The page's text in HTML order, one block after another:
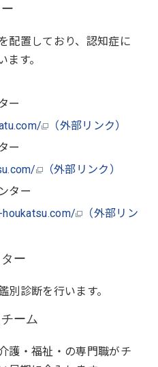
配置しており、認知症に
す。
ー
（外部リンク）
ー
（外部リンク）
ター
（外部リン
ー
診断を行います。
ーム
護・福祉・の専門職がチ